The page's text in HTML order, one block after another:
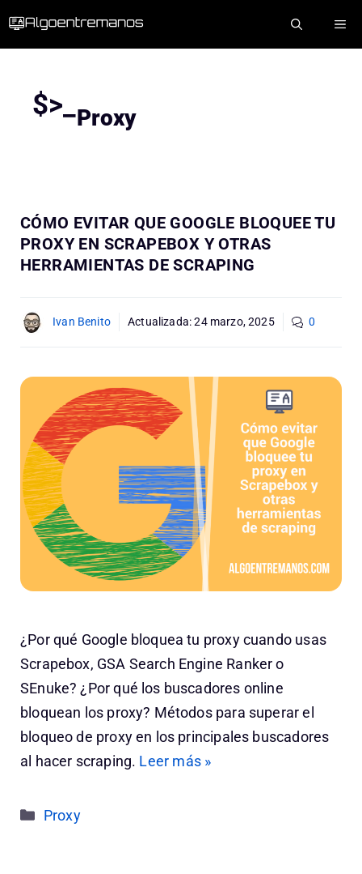
$>_ Proxy
CÓMO EVITAR QUE GOOGLE BLOQUEE TU
PROXY EN SCRAPEBOX Y OTRAS
HERRAMIENTAS DE SCRAPING
Ivan Benito Actualizada:24 marzo, 2025 0
¿Por qué Google bloquea tu proxy cuando usas
Scrapebox, GSA Search Engine Ranker o
SEnuke? ¿Por qué los buscadores online
bloquean los proxy? Métodos para superar el
bloqueo de proxy en los principales buscadores
al hacer scraping. Leer más »
Categorías
Proxy